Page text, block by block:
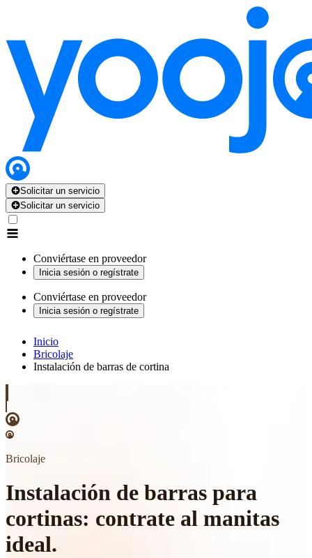
Solicitar un servicio
Solicitar un servicio
Conviértase en proveedor
Inicia sesión o regístrate
Conviértase en proveedor
Inicia sesión o regístrate
Inicio
Bricolaje
Instalación de barras de cortina
Bricolaje
Instalación de barras para
cortinas: contrate al manitas
ideal.